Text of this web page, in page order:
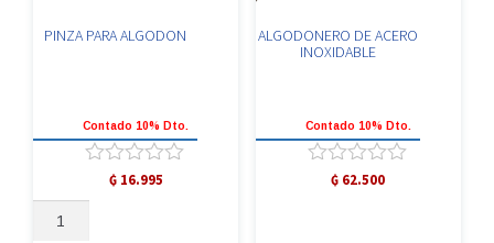
PINZA PARA ALGODON
Contado 10% Dto.
Valorado
con
₲16.995
PARA
ALGODONERO DE ACERO
INOXIDABLE
Contado 10% Dto.
Valorado
₲ 62.500